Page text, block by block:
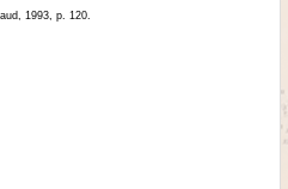
1993, p. 120.